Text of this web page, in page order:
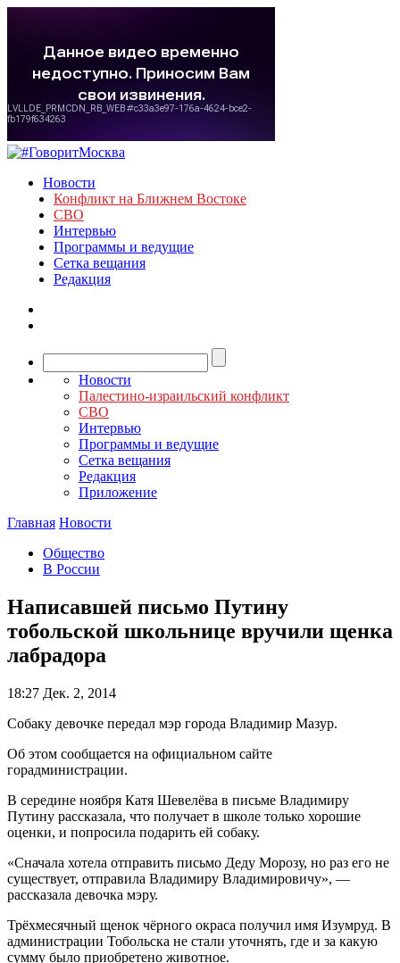
Новости
Конфликт на Ближнем Востоке
СВО
Интервью
Программы и ведущие
Сетка вещания
Редакция
Новости
Палестино-израильский конфликт
СВО
Интервью
Программы и ведущие
Сетка вещания
Редакция
Приложение
Главная Новости
Общество
В России
Написавшей письмо Путину
тобольской школьнице вручили щенка
лабрадора
18:27 Дек. 2, 2014
Собаку девочке передал мэр города Владимир Мазур.
Об этом сообщается на официальном сайте
горадминистрации.
В середине ноября Катя Шевелёва в письме Владимиру
Путину рассказала, что получает в школе только хорошие
оценки, и попросила подарить ей собаку.
«Сначала хотела отправить письмо Деду Морозу, но раз его не
существует, отправила Владимиру Владимировичу», —
рассказала девочка мэру.
Трёхмесячный щенок чёрного окраса получил имя Изумруд. В
администрации Тобольска не стали уточнять, где и за какую
сумму было приобретено животное.